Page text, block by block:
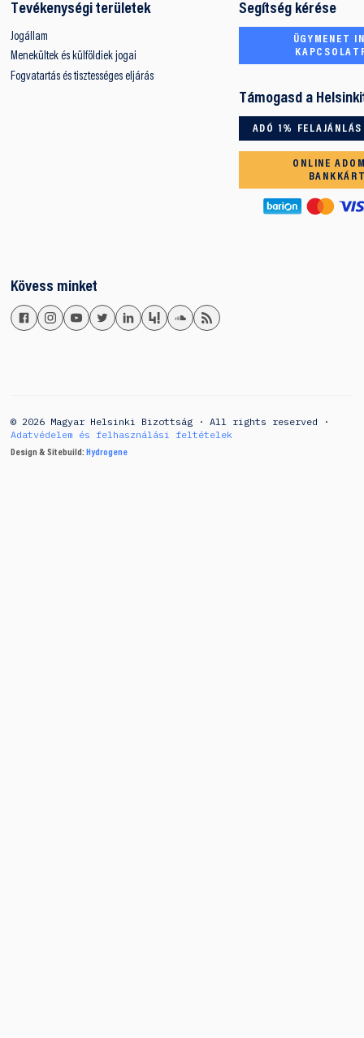
Tevékenységi területek
Jogállam
Menekültek és külföldiek jogai
Fogvatartás és tisztességes eljárás
Segítség kérése
ÜGYMENET
Támogasd a
ADÓ 1% FELAJÁNLÁS
ONLINE
Kövess minket
© 2026 Magyar Helsinki Bizottság · All rights reserved ·
Adatvédelem és felhasználási feltételek
Design & Sitebuild: Hydrogene